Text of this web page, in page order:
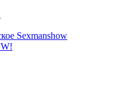
Sexmanshow